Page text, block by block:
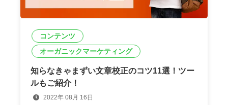
コンテンツ
オーガニックマーケティング
知らなきゃまずい文章校正のコツ11選！ツー
ルもご紹介！
2022年 08月 16日